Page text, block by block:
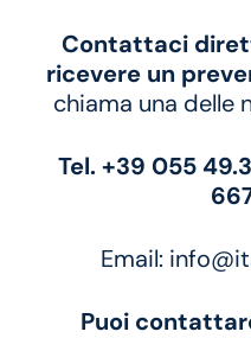
Contattaci
ricevere un
chiama una delle
Tel. +39 055
Email:
Puoi